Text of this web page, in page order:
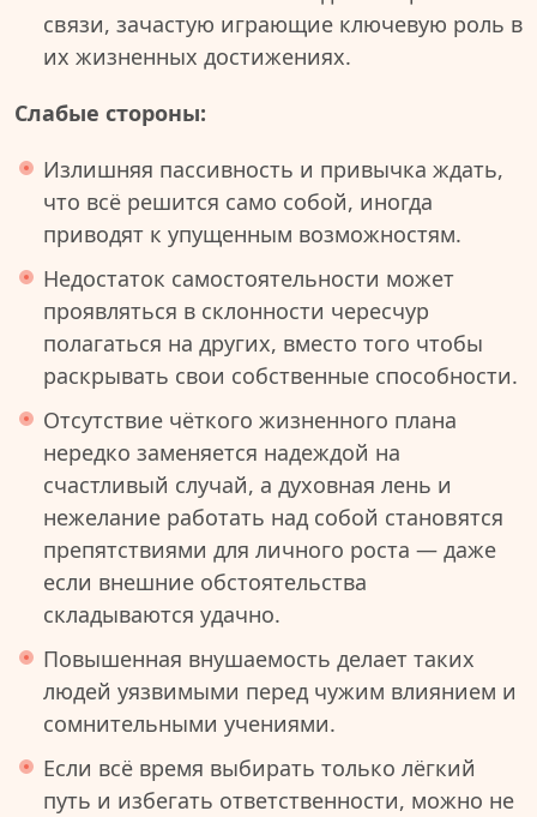
связи, зачастую играющие ключевую роль в
их жизненных достижениях.
Слабые стороны:
Излишняя пассивность и привычка ждать,
что всё решится само собой, иногда
приводят к упущенным возможностям.
Недостаток самостоятельности может
проявляться в склонности чересчур
полагаться на других, вместо того чтобы
раскрывать свои собственные способности.
Отсутствие чёткого жизненного плана
нередко заменяется надеждой на
счастливый случай, а духовная лень и
нежелание работать над собой становятся
препятствиями для личного роста — даже
если внешние обстоятельства
складываются удачно.
Повышенная внушаемость делает таких
людей уязвимыми перед чужим влиянием и
сомнительными учениями.
Если всё время выбирать только лёгкий
путь и избегать ответственности, можно не